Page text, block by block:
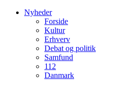
Nyheder
Forside
Kultur
Erhverv
Debat og politik
Samfund
112
Danmark